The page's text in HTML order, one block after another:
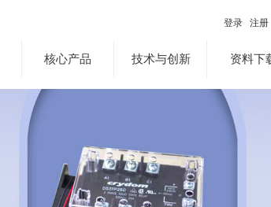
核心产品 技术与创新 资料下
登录 注册